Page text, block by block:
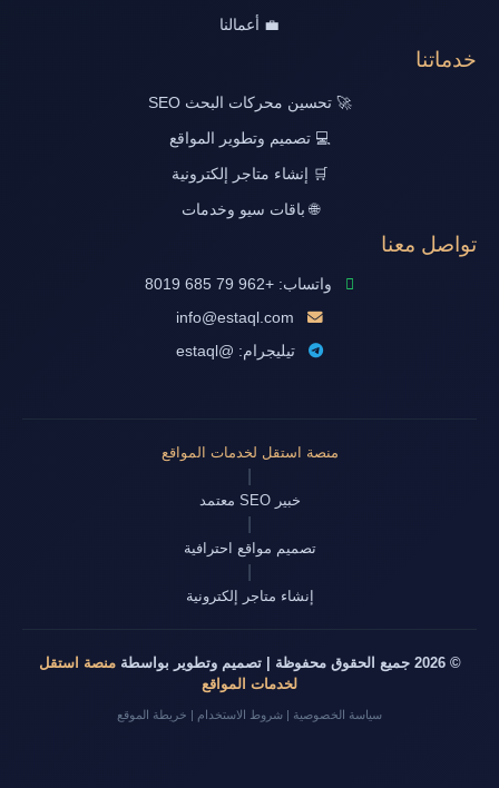
💼 أعمالنا
خدماتنا
🚀 تحسين محركات البحث SEO
💻 تصميم وتطوير المواقع
🛒 إنشاء متاجر إلكترونية
🌐 باقات سيو وخدمات
تواصل معنا
واتساب: +962 79 685 8019
info@estaql.com
تيليجرام: @estaql
منصة استقل لخدمات المواقع
خبير SEO معتمد
تصميم مواقع احترافية
إنشاء متاجر إلكترونية
© 2026 جميع الحقوق محفوظة | تصميم وتطوير بواسطة
منصة استقل
لخدمات المواقع
سياسة الخصوصية | شروط الاستخدام | خريطة الموقع